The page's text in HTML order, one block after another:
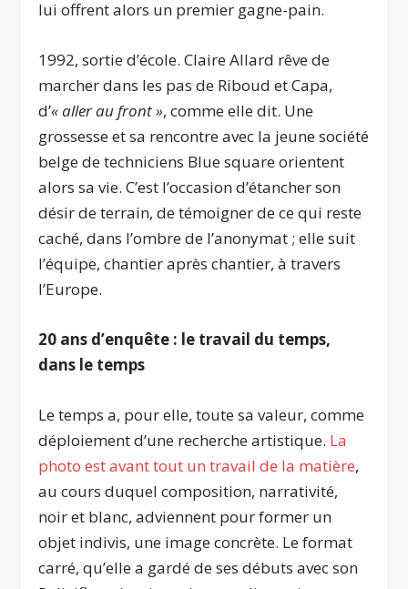
lui offrent alors un premier gagne-pain.
1992, sortie d’école. Claire Allard rêve de
marcher dans les pas de Riboud et Capa,
d’« aller au front », comme elle dit. Une
grossesse et sa rencontre avec la jeune société
belge de techniciens Blue square orientent
alors sa vie. C’est l’occasion d’étancher son
désir de terrain, de témoigner de ce qui reste
caché, dans l’ombre de l’anonymat ; elle suit
l’équipe, chantier après chantier, à travers
l’Europe.
20 ans d’enquête : le travail du temps,
dans le temps
Le temps a, pour elle, toute sa valeur, comme
déploiement d’une recherche artistique. La
photo est avant tout un travail de la matière,
au cours duquel composition, narrativité,
noir et blanc, adviennent pour former un
objet indivis, une image concrète. Le format
carré, qu’elle a gardé de ses débuts avec son